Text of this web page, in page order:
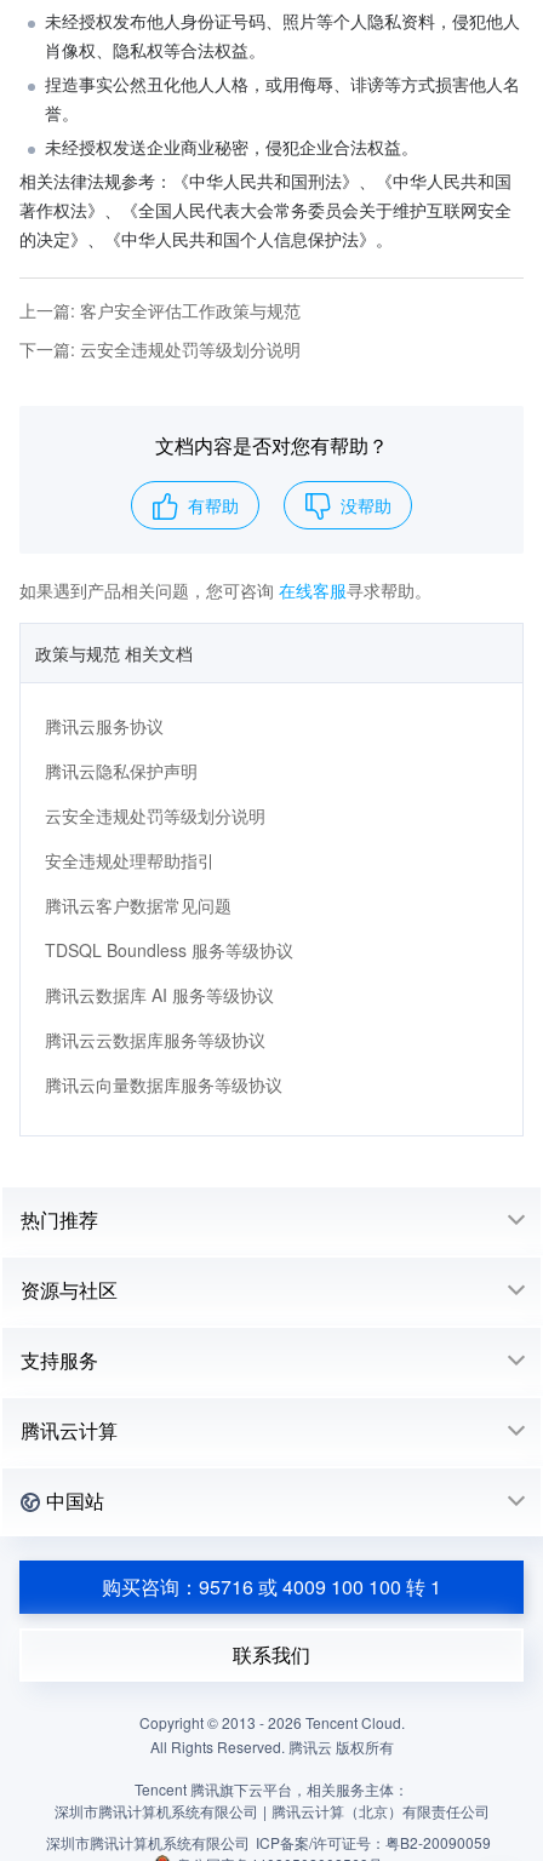
未经授权发布他人身份证号码、照片等个人隐私资料，侵犯他人
肖像权、隐私权等合法权益。
捏造事实公然丑化他人人格，或用侮辱、诽谤等方式损害他人名
誉。
未经授权发送企业商业秘密，侵犯企业合法权益。
相关法律法规参考：《中华人民共和国刑法》、《中华人民共和国
著作权法》、《全国人民代表大会常务委员会关于维护互联网安全
的决定》、《中华人民共和国个人信息保护法》。
上一篇: 客户安全评估工作政策与规范
下一篇: 云安全违规处罚等级划分说明
文档内容是否对您有帮助？
有帮助 没帮助
如果遇到产品相关问题，您可咨询 在线客服寻求帮助。
政策与规范 相关文档
腾讯云服务协议
腾讯云隐私保护声明
云安全违规处罚等级划分说明
安全违规处理帮助指引
腾讯云客户数据常见问题
TDSQL Boundless 服务等级协议
腾讯云数据库 AI 服务等级协议
腾讯云云数据库服务等级协议
腾讯云向量数据库服务等级协议
热门推荐
资源与社区
支持服务
腾讯云计算
中国站
购买咨询：95716 或 4009 100 100 转 1
联系我们
Copyright © 2013 -2026 Tencent Cloud.
All Rights Reserved. 腾讯云 版权所有
Tencent 腾讯旗下云平台，相关服务主体：
深圳市腾讯计算机系统有限公司 | 腾讯云计算（北京）有限责任公司
深圳市腾讯计算机系统有限公司 ICP备案/许可证号： 粤B2-20090059